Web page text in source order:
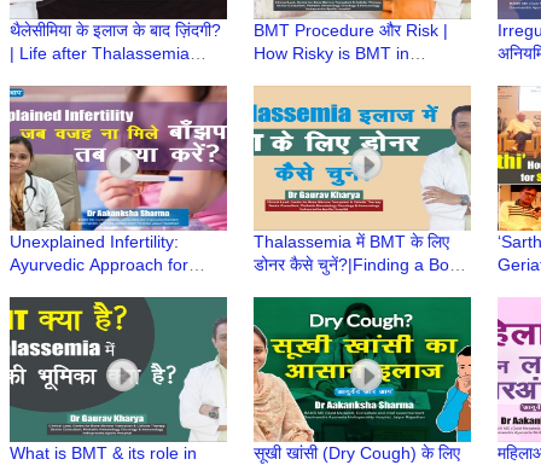
थैलेसीमिया के इलाज के बाद ज़िंदगी?
| Life after Thalassemia
Kharya | Episode 9
BMT Procedure और Risk |
How Risky is BMT in
| Dr Gaurav Kharya
|Episode 8
Unexplained Infertility:
Ayurvedic Approach for
Aakanksha Sharma
|Ayurved aur Aap
Thalassemia में BMT के लिए
डोनर कैसे चुनें?|Finding a Bone
Kharya |Episode 7
What is BMT & its role in
सूखी खांसी (Dry Cough) के लिए